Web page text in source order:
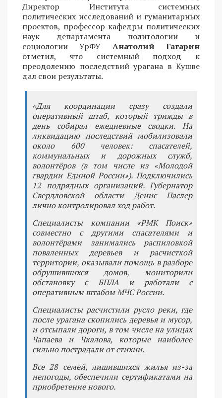
Директор Института системных
политических исследований и гуманитарных
проектов, профессор кафедры политических
наук департамента политологии и
социологии УрФУ Анатолий Гагарин
отметил, что системный подход к
преодолению последствий урагана в Кушве
дал свои результаты.
«Для координации сразу создали
оперативный штаб, который трижды в
день собирал ежедневные сводки. На
ликвидацию последствий мобилизовали
около 600 человек: спасателей,
коммунальных и дорожных служб,
волонтёров (в том числе из «Молодой
гвардии Единой России»). Подключились
12 подрядных организаций. Губернатор
Свердловской области Денис Паслер
лично контролировал ход работ.
Специалисты компании «РМК Поиск»
совместно с другими спасателями и
волонтёрами занимались распиловкой
поваленных деревьев и расчисткой
территории, оказывали помощь в разборе
обрушившихся домов, мониторили
обстановку с БПЛА и работали с
оперативным штабом МЧС России.
Специалисты расчистили русло реки, где
после урагана скопились деревья и мусор,
и отсыпали дороги, в том числе на улицах
Чапаева и Чкалова, которые наиболее
сильно пострадали от стихии.
Все 28 семей, лишившихся жилья из-за
непогоды, обеспечили сертификатами на
приобретение нового.